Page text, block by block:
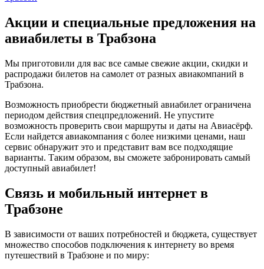
Акции и специальные предложения на
авиабилеты в Трабзона
Мы приготовили для вас все самые свежие акции, скидки и
распродажи билетов на самолет от разных авиакомпаний в
Трабзона.
Возможность приобрести бюджетный авиабилет ограничена
периодом действия спецпредложений. Не упустите
возможность проверить свои маршруты и даты на Авиасёрф.
Если найдется авиакомпания с более низкими ценами, наш
сервис обнаружит это и представит вам все подходящие
варианты. Таким образом, вы сможете забронировать самый
доступный авиабилет!
Связь и мобильный интернет в
Трабзоне
В зависимости от ваших потребностей и бюджета, существует
множество способов подключения к интернету во время
путешествий в Трабзоне и по миру: